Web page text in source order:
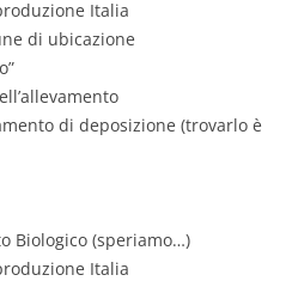
Italia
di ubicazione
di deposizione (trovarlo è
Biologico (speriamo…)
Italia